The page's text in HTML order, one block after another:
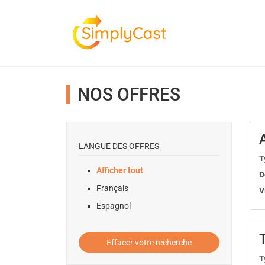
NOS OFFRES
LANGUE DES OFFRES
Afficher tout
Français
Espagnol
Effacer votre recherche